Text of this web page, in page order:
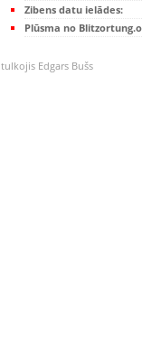
Zibens datu ielādes:
Plūsma no
tulkojis Edgars Bušs